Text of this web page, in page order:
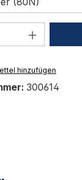
Anzahl:
hinzufügen
300614